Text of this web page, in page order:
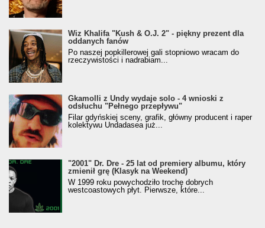
Wiz Khalifa "Kush & O.J. 2" - piękny prezent dla
oddanych fanów
Po naszej popkillerowej gali stopniowo wracam do
rzeczywistości i nadrabiam...
Gkamolli z Undy wydaje solo - 4 wnioski z
odsłuchu "Pełnego przepływu"
Filar gdyńskiej sceny, grafik, główny producent i raper
kolektywu Undadasea już...
"2001" Dr. Dre - 25 lat od premiery albumu, który
zmienił grę (Klasyk na Weekend)
W 1999 roku powychodziło trochę dobrych
westcoastowych płyt. Pierwsze, które...